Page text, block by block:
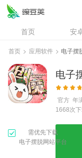
首页 安
资讯
问答
首页 > 应用软件 > 电子摆
电子
官方 年
1668次
需优先下载
电子摆脱网站平台